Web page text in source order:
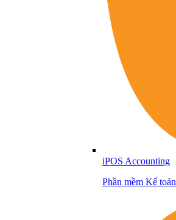
iPOS Accounting
Phần mềm Kế toán